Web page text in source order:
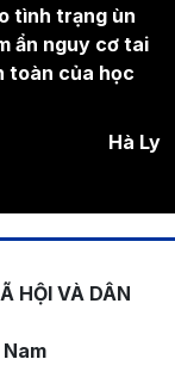
tình trạng ùn
ẩn nguy cơ tai
toàn của học
Hà Ly
HỘI VÀ DÂN